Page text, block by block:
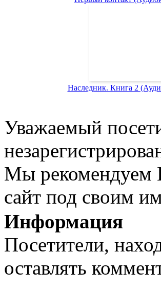
Наследник. Книга 2
Уважаемый
Мы рекомендуем
сайт под своим
Информация
Посетители,
оставлять